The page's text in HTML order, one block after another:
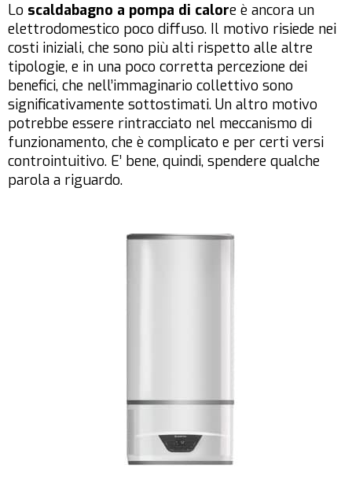
Lo scaldabagno a pompa di calore è ancora un
elettrodomestico poco diffuso. Il motivo risiede nei
costi iniziali, che sono più alti rispetto alle altre
tipologie, e in una poco corretta percezione dei
benefici, che nell’immaginario collettivo sono
significativamente sottostimati. Un altro motivo
potrebbe essere rintracciato nel meccanismo di
funzionamento, che è complicato e per certi versi
controintuitivo. E’ bene, quindi, spendere qualche
parola a riguardo.